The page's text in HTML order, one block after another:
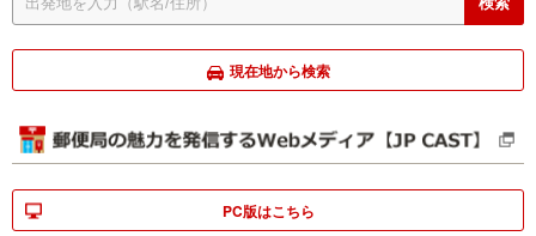
現在地から検索
PC版はこちら